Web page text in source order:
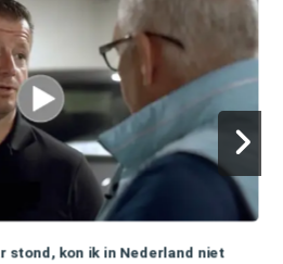
stond, kon ik in Nederland niet